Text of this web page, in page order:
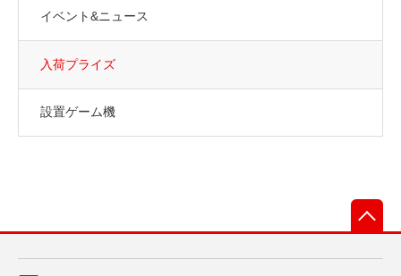
イベント&ニュース
入荷プライズ
設置ゲーム機